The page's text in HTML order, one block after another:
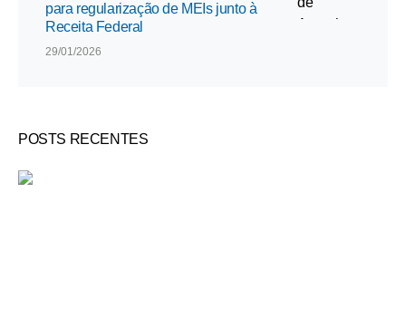
para regularização de MEIs junto à
Receita Federal
29/01/2026
POSTS RECENTES